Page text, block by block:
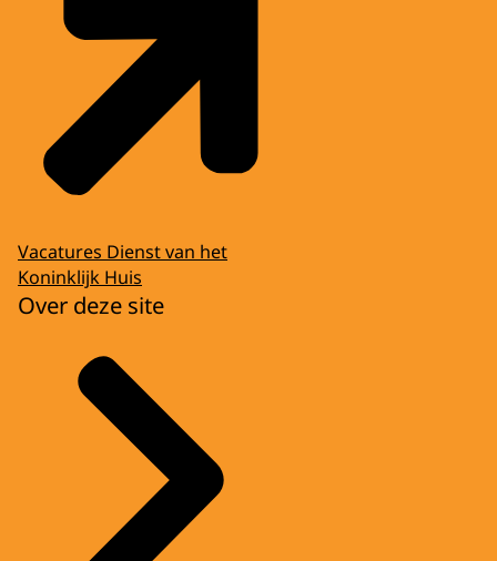
Vacatures Dienst van het
Koninklijk Huis
Over deze site